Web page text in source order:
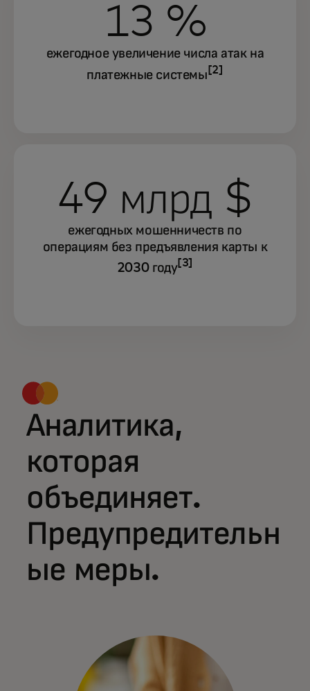
13 %
ежегодное увеличение числа атак на
платежные системы [2]
49 млрд $
ежегодных мошенничеств по
операциям без предъявления карты к
2030 году[3]
Аналитика,
которая
объединяет.
Предупредительн
ые меры.